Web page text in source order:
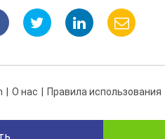
О нас Правила использования